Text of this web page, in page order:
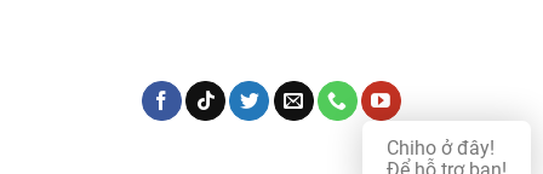
Chiho ở đây!